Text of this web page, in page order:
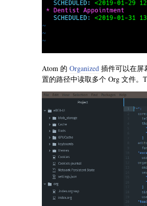
Atom 的 Organized 插件可以在屏
置的路径中读取多个 Org 文件。